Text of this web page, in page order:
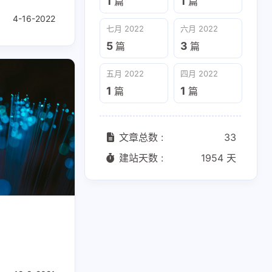
Chrome1 Cloud
IDE 1 IP1 LLM1 Linux16
RDMA
2 WSL1
4-16-2022
七月 2022
5 篇
六月 2022
3 篇
五月 2022
1 篇
四月 2022
1 篇
文章总数 :
33
建站天数 :
1954 天